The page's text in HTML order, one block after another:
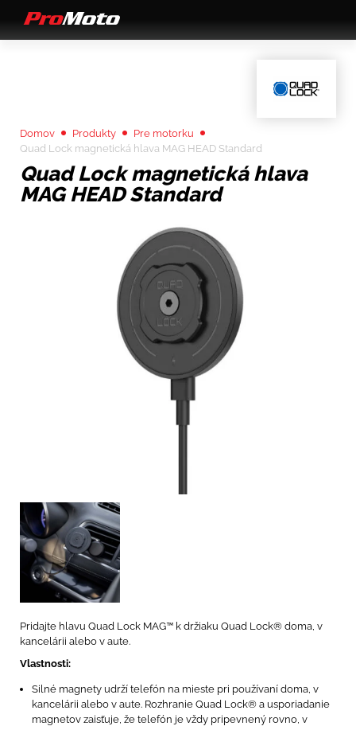
Domov Produkty
Pre motorku
Quad Lock magnetická hlava MAG HEAD Standard
Quad Lock magnetická hlava
MAG HEAD Standard
Pridajte hlavu Quad Lock MAG™ k držiaku Quad Lock® doma, v
kancelárii alebo v aute.
Vlastnosti:
Silné magnety udrží telefón na mieste pri používaní doma, v
kancelárii alebo v aute. Rozhranie Quad Lock® a usporiadanie
magnetov zaisťuje, že telefón je vždy pripevnený rovno, v